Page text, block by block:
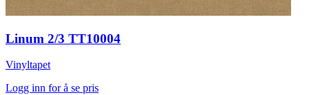
Linum 2/3 TT10004
Vinyltapet
Logg inn for å se pris